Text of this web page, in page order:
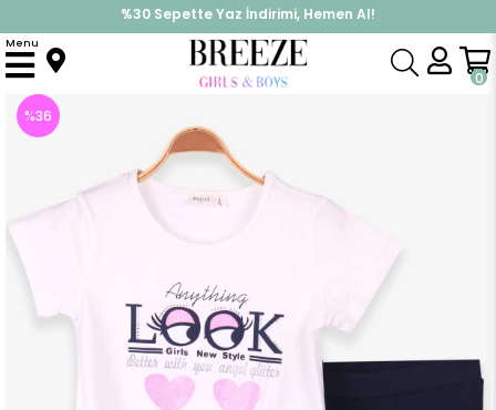
%30 Sepette Yaz İndirimi, Hemen Al!
İndirimlere ek %10 İndirimi Kap, Hemen Üye Ol!
0
Menu
Anasayfa Takımlar Kapri & Şort Takım
%36